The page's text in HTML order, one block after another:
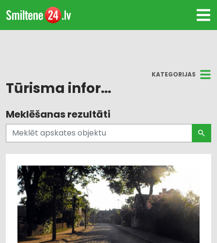
KATEGORIJAS
Tūrisma informācija
Visi
Rauna
Smiltenes novads
Meklēšanas rezultāti